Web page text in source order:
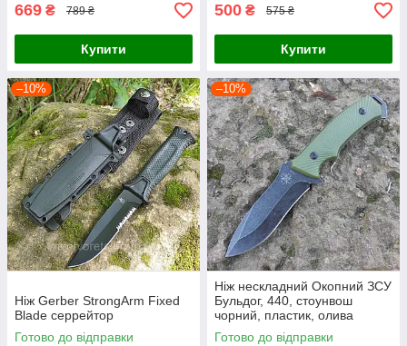
669 ₴ 789 ₴
Купити
500 ₴ 575 ₴
Купити
–10%
Ніж Gerber StrongArm Fixed
Blade серрейтор
Готово до відправки
–10%
Ніж нескладний Окопний ЗСУ
Бульдог, 440, стоунвош
чорний, пластик, олива
Готово до відправки